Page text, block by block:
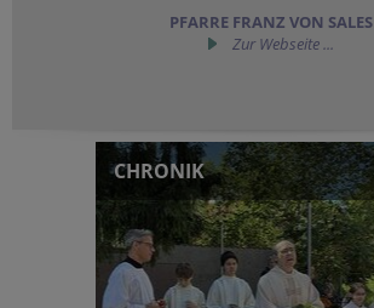
PFARRE FRANZ VON SALES
Zur Webseite ...
CHRONIK